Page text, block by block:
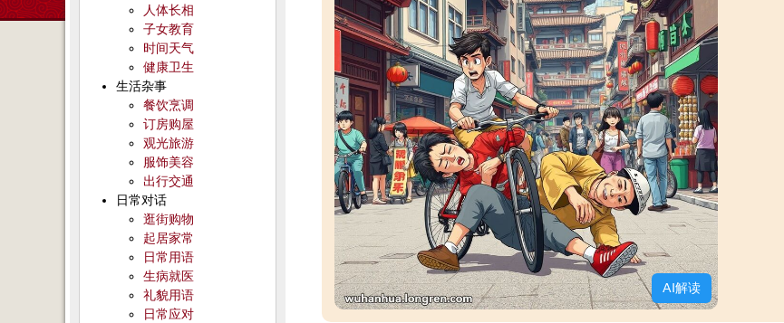
AI解读
人体长相
子女教育
时间天气
健康卫生
生活杂事
餐饮烹调
订房购屋
观光旅游
服饰美容
出行交通
日常对话
逛街购物
起居家常
日常用语
生病就医
礼貌用语
日常应对